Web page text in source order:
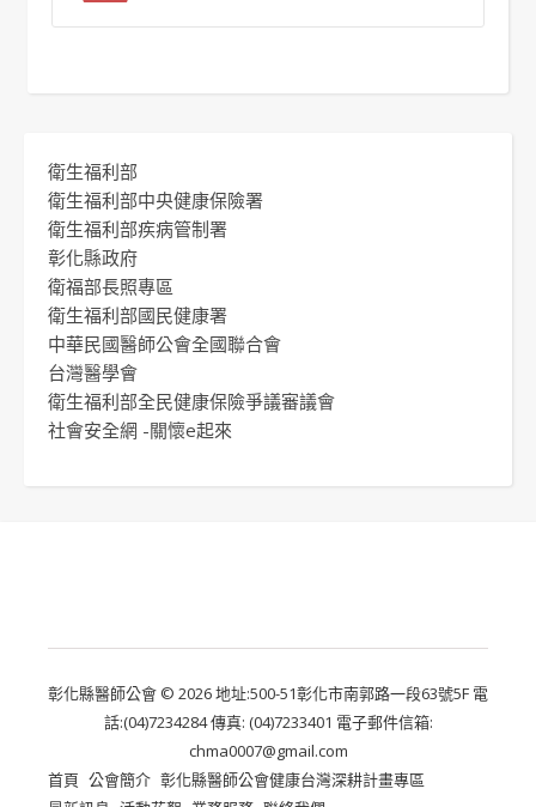
衛生福利部
衛生福利部中央健康保險署
衛生福利部疾病管制署
彰化縣政府
衛福部長照專區
衛生福利部國民健康署
中華民國醫師公會全國聯合會
台灣醫學會
衛生福利部全民健康保險爭議審議會
社會安全網 -關懷e起來
彰化縣醫師公會 © 2026 地址:500-51彰化市南郭路一段63號5F 電
話:(04)7234284 傳真: (04)7233401 電子郵件信箱:
chma0007@gmail.com
首頁 公會簡介 彰化縣醫師公會健康台灣深耕計畫專區